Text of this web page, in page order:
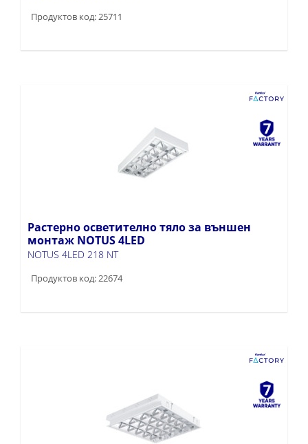
Продуктов код: 25711
Растерно осветително тяло за външен
монтаж NOTUS 4LED
NOTUS 4LED 218 NT
Продуктов код: 22674